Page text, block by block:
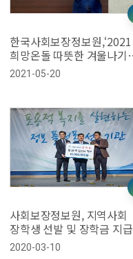
한국사회보장정보원,‘2021
희망온돌 따뜻한 겨울나기
사업’우수기부 표창
2021-05-20
사회보장정보원, 지역사회
장학생 선발 및 장학금 지급
2020-03-10